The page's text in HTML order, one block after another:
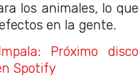
los animales, lo que
en la gente.
Próximo disco
Spotify